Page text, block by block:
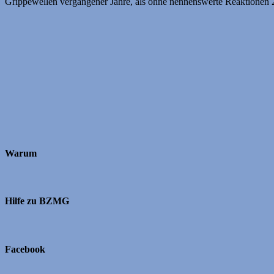
Warum
Hilfe zu BZMG
Facebook